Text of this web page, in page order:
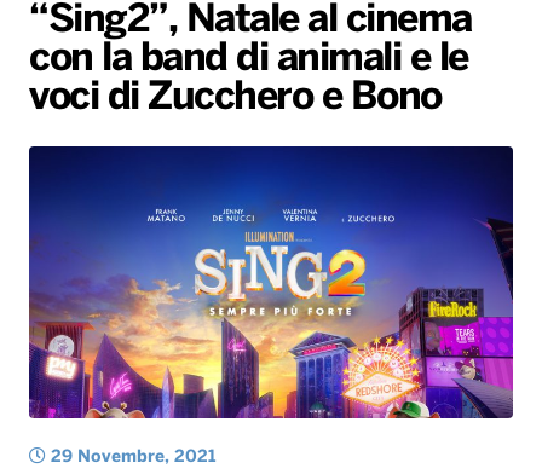
Hit Dance
Giochi&Concorsi
PALATOUR
Locali
Musica e Spettacolo
Sport
Radio Norba Consiglia
Leggerissime
Playlist
Generale
Novità
Notiziario
Interviste
Oroscopo
Speciale Astrabilia 2026
Gallery
Radio Norba News TV
Voce al Bari
Battiti Live 2026
Gallery
“Sing2”, Natale al cinema
con la band di animali e le
voci di Zucchero e Bono
29 Novembre, 2021